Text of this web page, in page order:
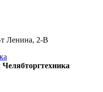
т Ленина, 2-В